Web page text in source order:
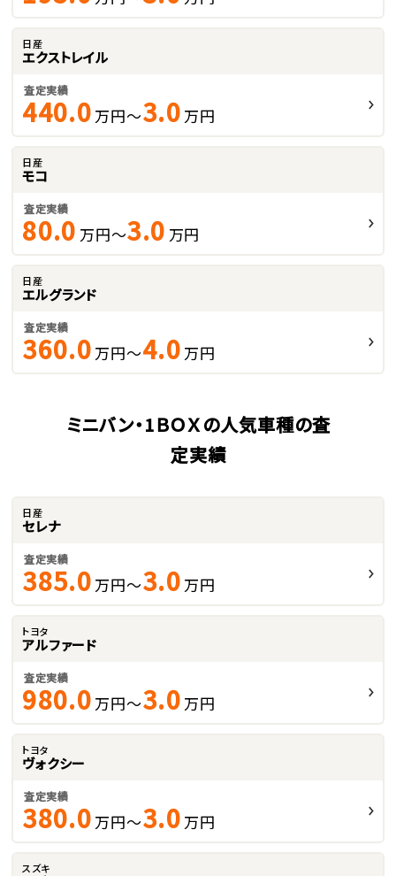
日産
エクストレイル
査定実績
440.0 万円～3.0 万円
日産
モコ
査定実績
80.0 万円～3.0 万円
日産
エルグランド
査定実績
360.0 万円～4.0 万円
ミニバン・1ＢＯＸの人気車種の査
定実績
日産
セレナ
査定実績
385.0 万円～3.0 万円
トヨタ
アルファード
査定実績
980.0 万円～3.0 万円
トヨタ
ヴォクシー
査定実績
380.0 万円～3.0 万円
スズキ